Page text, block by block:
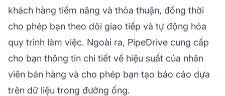
khách hàng tiềm năng và thỏa thuận, đồng thời
cho phép bạn theo dõi giao tiếp và tự động hóa
quy trình làm việc. Ngoài ra, PipeDrive cung cấp
cho bạn thông tin chi tiết về hiệu suất của nhân
viên bán hàng và cho phép bạn tạo báo cáo dựa
trên dữ liệu trong đường ống.